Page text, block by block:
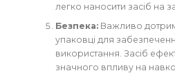
легко наносити засіб на
Безпека:Важливо
упаковці для
використання. Засіб
значного впливу на